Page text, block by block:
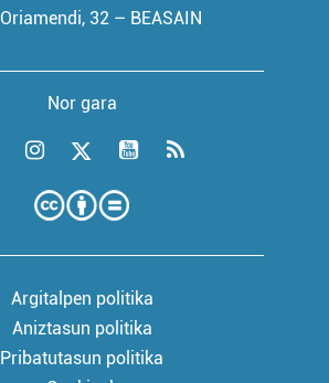
Oriamendi, 32 – BEASAIN
Nor gara
Argitalpen politika
Aniztasun politika
Pribatutasun politika